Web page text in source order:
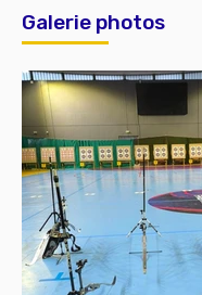
Galerie photos